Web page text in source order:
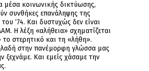
μέσα κοινωνικής δικτύωσης,
συνθήκες επανάληψης της
‘74. Και δυστυχώς δεν είναι
Η λέξη «αλήθεια» σχηματίζεται
στερητικό και τη «λήθη».
στην πανέμορφη γλώσσα μας
ξεχνάμε. Και εμείς χάσαμε την